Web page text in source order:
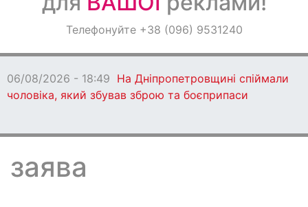
ОголошенняТелефонуйте +38 (096) 9531240
06/08/2026 - 18:49 На Дніпропетровщині спіймали
чоловіка, який збував зброю та боєприпаси
заява